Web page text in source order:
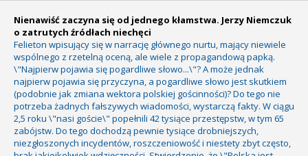
Nienawiść zaczyna się od jednego kłamstwa. Jerzy Niemczuk
o zatrutych źródłach niechęci
Felieton wpisujący się w narrację głównego nurtu, mający niewiele
wspólnego z rzetelną oceną, ale wiele z propagandową papką.
\"Najpierw pojawia się pogardliwe słowo...\"? A może jednak
najpierw pojawia się przyczyna, a pogardliwe słowo jest skutkiem
(podobnie jak zmiana wektora polskiej gościnności)? Do tego nie
potrzeba żadnych fałszywych wiadomości, wystarczą fakty. W ciągu
2,5 roku \"nasi goście\" popełnili 42 tysiące przestępstw, w tym 65
zabójstw. Do tego dochodzą pewnie tysiące drobniejszych,
niezgłoszonych incydentów, roszczeniowość i niestety zbyt często,